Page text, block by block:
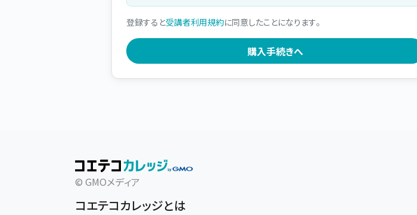
登録すると受講者利用規約に同意したことになります。
© GMOメディア
コエテコカレッジとは